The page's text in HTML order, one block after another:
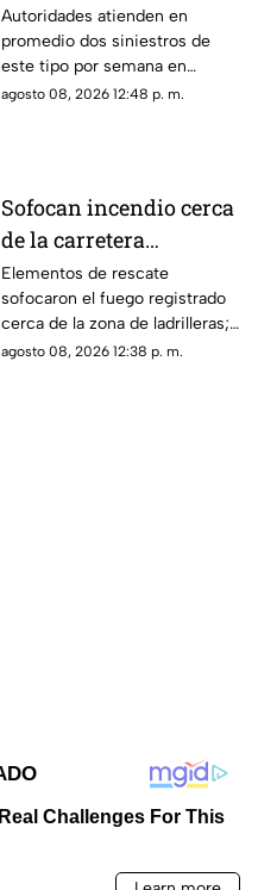
provocan incendios en
vehículos
Autoridades atienden en
promedio dos siniestros de
este tipo por semana en
Torreón. La falta de
agosto 08, 2026 12:48 p. m.
Sofocan incendio cerca
de la carretera
Matamoros-Torreón:
IMÁGENES
Elementos de rescate
sofocaron el fuego registrado
cerca de la zona de ladrilleras;
no se reportaron personas
agosto 08, 2026 12:38 p. m.